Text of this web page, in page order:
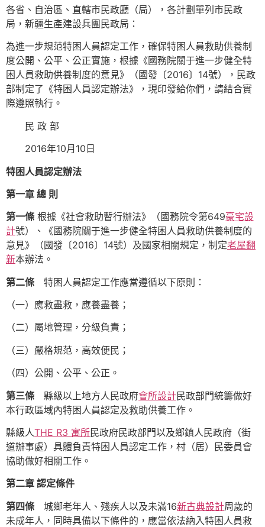
各省、自治區、直轄市民政廳（局），各計劃單列市民政
局，新疆生產建設兵團民政局：
為進一步規范特困人員認定工作，確保特困人員救助供養制
度公開、公平、公正實施，根據《國務院關于進一步健全特
困人員救助供養制度的意見》（國發〔2016〕14號），民政
部制定了《特困人員認定辦法》，現印發給你們，請結合實
際遵照執行。
民 政 部
2016年10月10日
特困人員認定辦法
第一章 總 則
第一條 根據《社會救助暫行辦法》（國務院令第649豪宅設
計號）、《國務院關于進一步健全特困人員救助供養制度的
意見》（國發〔2016〕14號）及國家相關規定，制定老屋翻
新本辦法。
第二條 特困人員認定工作應當遵循以下原則：
（一）應救盡救，應養盡養；
（二）屬地管理，分級負責；
（三）嚴格規范，高效便民；
（四）公開、公平、公正。
第三條 縣級以上地方人民政府會所設計民政部門統籌做好
本行政區域內特困人員認定及救助供養工作。
縣級人THE R3 寓所民政府民政部門以及鄉鎮人民政府（街
道辦事處）具體負責特困人員認定工作，村（居）民委員會
協助做好相關工作。
第二章 認定條件
第四條 城鄉老年人、殘疾人以及未滿16新古典設計周歲的
未成年人，同時具備以下條件的，應當依法納入特困人員救